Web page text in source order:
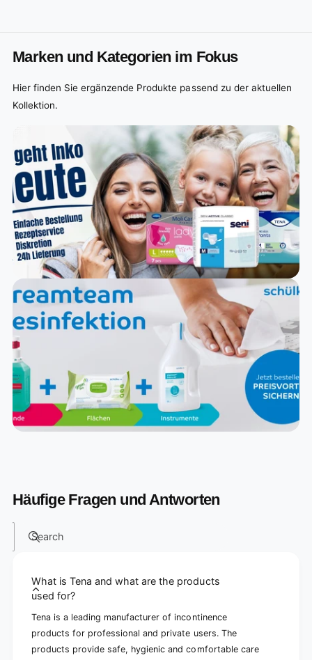
Marken und Kategorien im Fokus
Hier finden Sie ergänzende Produkte passend zu der aktuellen
Kollektion.
Häufige Fragen und Antworten
Search
What is Tena and what are the products
used for?
Tena is a leading manufacturer of incontinence
products for professional and private users. The
products provide safe, hygienic and comfortable care